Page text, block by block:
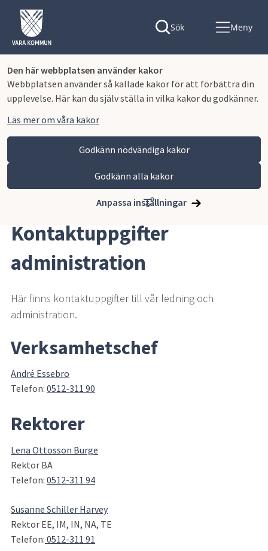
Den här webbplatsen använder kakor
Webbplatsen använder så kallade kakor för att förbättra din
upplevelse. Här kan du själv ställa in vilka kakor du godkänner.
Läs mer om våra kakor
Godkänn nödvändiga kakor
Godkänn alla kakor
Anpassa inställningar
Sök Meny
Lagmansgymnasiet
Kontakta oss
Kontaktuppgifter administration
Kontaktuppgifter
administration
Här finns kontaktuppgifter till vår ledning och
administration.
Verksamhetschef
André Essebro
Telefon: 0512-311 90
Rektorer
Lena Ottosson Burge
Rektor BA
Telefon: 0512-311 94
Susanne Schiller Harvey
Rektor EE, IM, IN, NA, TE
Telefon: 0512-311 91